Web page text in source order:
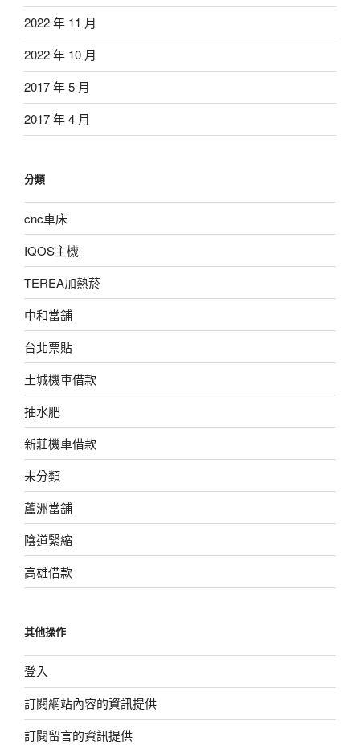
2022 年 11 月
2022 年 10 月
2017 年 5 月
2017 年 4 月
分類
cnc車床
IQOS主機
TEREA加熱菸
中和當舖
台北票貼
土城機車借款
抽水肥
新莊機車借款
未分類
蘆洲當舖
陰道緊縮
高雄借款
其他操作
登入
訂閱網站內容的資訊提供
訂閱留言的資訊提供